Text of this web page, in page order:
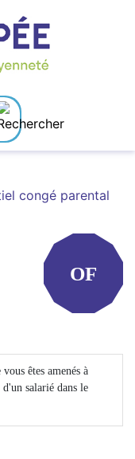
congé parental
OF
êtes amenés à
salarié dans le